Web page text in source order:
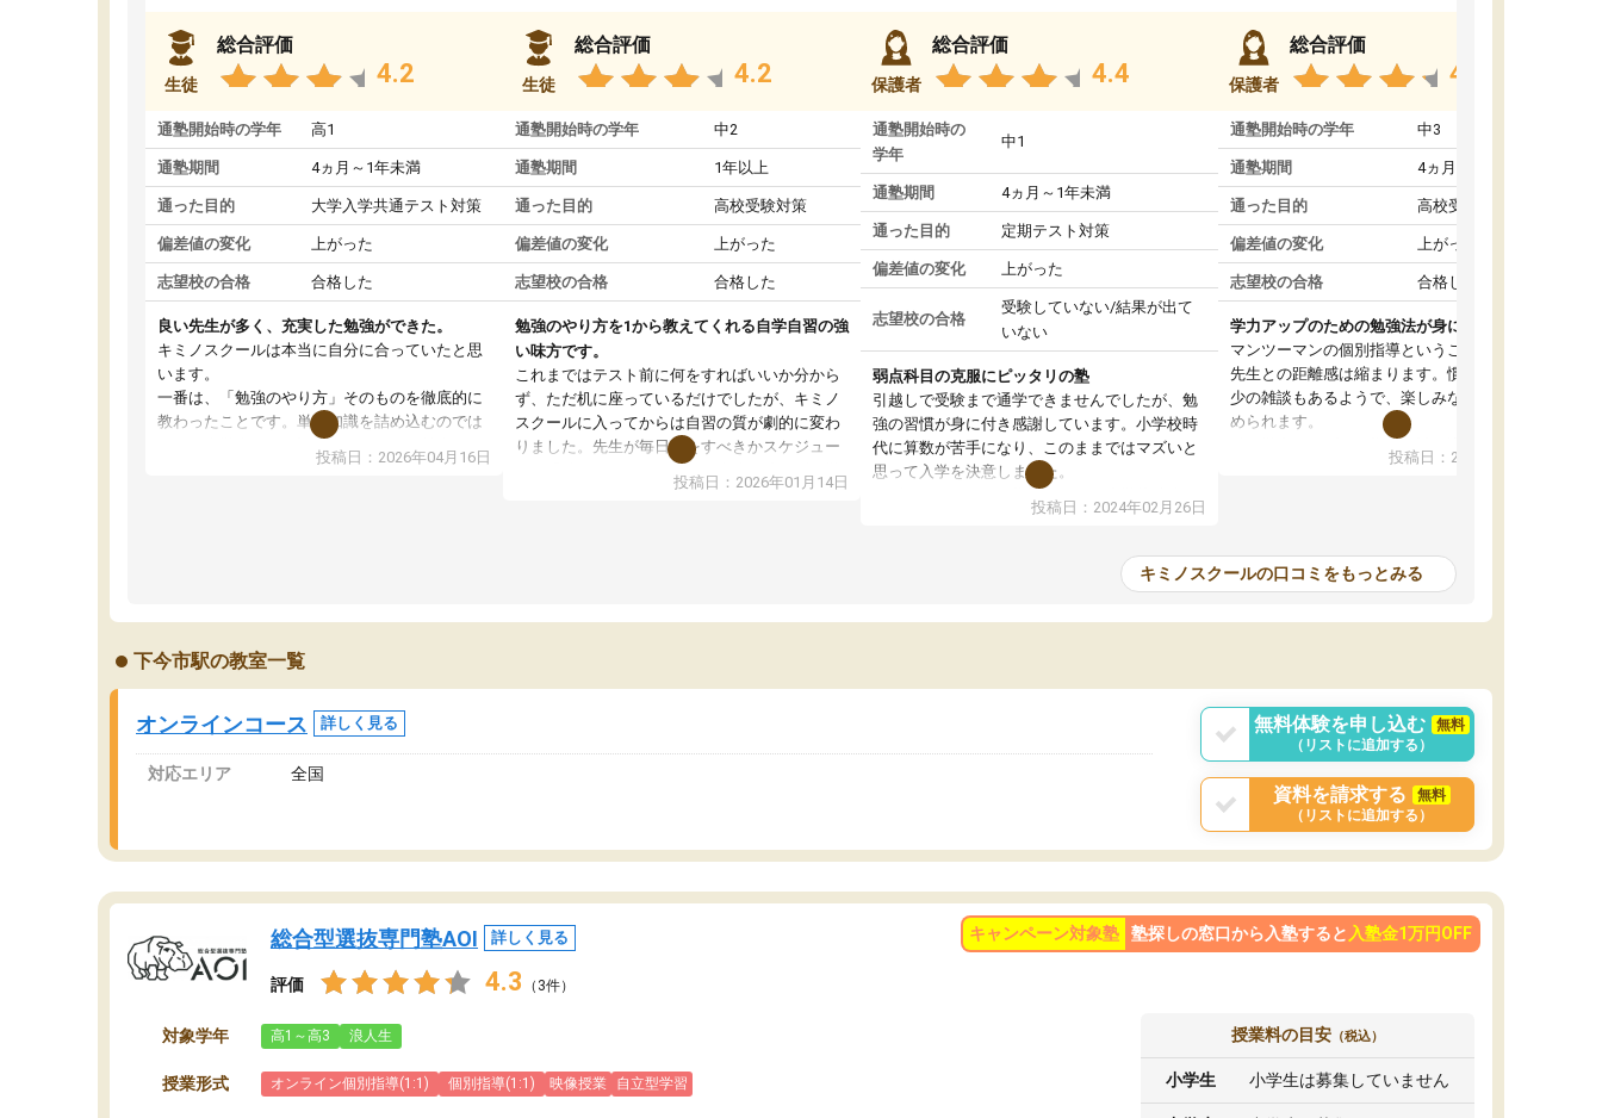
生徒
総合評価
4.2
通塾開始時の学年 高1
通塾期間 4ヵ月～1年未満
通った目的 大学入学共通テスト対策
偏差値の変化 上がった
志望校の合格 合格した
良い先生が多く、充実した勉強ができた。
キミノスクールは本当に自分に合っていたと思
います。
一番は、「勉強のやり方」そのものを徹底的に
教わったことです。単に知識を詰め込むのでは
なく、自学自習の習慣が身につくよう並走して
くれるので、通塾日以外も机に向かうのが苦で
投稿日：2026年04月16日
生徒
総合評価
4.2
通塾開始時の学年 中2
通塾期間 1年以上
通った目的 高校受験対策
偏差値の変化 上がった
志望校の合格 合格した
勉強のやり方を1から教えてくれる自学自習の強
い味方です。
これまではテスト前に何をすればいいか分から
ず、ただ机に座っているだけでしたが、キミノ
スクールに入ってからは自習の質が劇的に変わ
りました。先生が毎日何をすべきかスケジュー
ルを明確にしてくれるので、自分が迷わずに学
習に取り組めるようになったのが一番の収穫で
投稿日：2026年01月14日
保護者
総合評価
4.4
通塾開始時の
学年
中1
通塾期間 4ヵ月～1年未満
通った目的 定期テスト対策
偏差値の変化 上がった
志望校の合格
受験していない/結果が出て
いない
弱点科目の克服にピッタリの塾
引越しで受験まで通学できませんでしたが、勉
強の習慣が身に付き感謝しています。小学校時
代に算数が苦手になり、このままではマズいと
思って入学を決意しました。
まず、マンツーマン指導なので、小学校時代の
基礎からスタートして頂いたのが大きかったで
ていけるようになったし、苦手科目の意識もな
重要性を再認識しました。学べばできるように
投稿日：2024年02月26日
保護者
総合評価
4.6
通塾開始時の学年 中3
通塾期間 4ヵ月～1年未満
通った目的 高校受験対策
偏差値の変化 上がった
志望校の合格 合格した
学力アップのための勉強法が身につく
マンツーマンの個別指導ということもあって、
先生との距離感は縮まります。慣れてくれば多
少の雑談もあるようで、楽しみながら学習を進
められます。
単に学力アップを目指した詰め込み授業ではな
く、勉強の進め方もアドバイスしてくれます。
初めはモチベーションの維持が難しかったよう
です。ただ、授業内容が楽しかったせいか、自
投稿日：2024年01月08日
キミノスクールの口コミをもっとみる
下今市駅の教室一覧
オンラインコース 詳しく見る
対応エリア 全国
無料体験を申し込む
無料
（リストに追加する）
資料を請求する
無料
（リストに追加する）
キャンペーン対象塾 塾探しの窓口から入塾すると 入塾金1万円OFF
総合型選抜専門塾AOI 詳しく見る
評価 4.3 （3件）
対象学年 高1～高3 浪人生
授業形式 オンライン個別指導(1:1) 個別指導(1:1) 映像授業 自立型学習
授業料の目安 （税込）
小学生 小学生は募集していません